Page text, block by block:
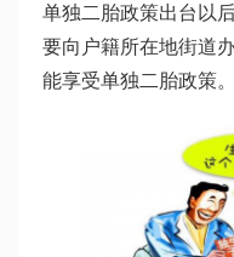
单独二胎政策出台以
要向户籍所在地街道
能享受单独二胎政策。